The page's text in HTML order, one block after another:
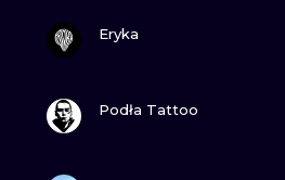
Eryka
Podła Tattoo